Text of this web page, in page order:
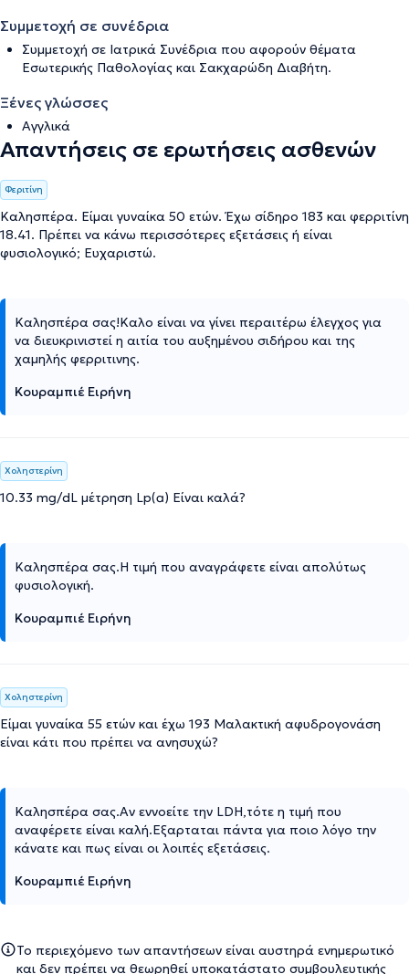
Συμμετοχή σε συνέδρια
Συμμετοχή σε Ιατρικά Συνέδρια που αφορούν θέματα
Εσωτερικής Παθολογίας και Σακχαρώδη Διαβήτη.
Ξένες γλώσσες
Αγγλικά
Απαντήσεις σε ερωτήσεις ασθενών
Φεριτίνη
Καλησπέρα. Είμαι γυναίκα 50 ετών. Έχω σίδηρο 183 και φερριτίνη
18.41. Πρέπει να κάνω περισσότερες εξετάσεις ή είναι
φυσιολογικό; Ευχαριστώ.
Καλησπέρα σας!Καλο είναι να γίνει περαιτέρω έλεγχος για
να διευκρινιστεί η αιτία του αυξημένου σιδήρου και της
χαμηλής φερριτινης.
Κουραμπιέ Ειρήνη
Χοληστερίνη
10.33 mg/dL μέτρηση Lp(a) Είναι καλά?
Καλησπέρα σας.Η τιμή που αναγράφετε είναι απολύτως
φυσιολογική.
Κουραμπιέ Ειρήνη
Χοληστερίνη
Είμαι γυναίκα 55 ετών και έχω 193 Μαλακτική αφυδρογονάση
είναι κάτι που πρέπει να ανησυχώ?
Καλησπέρα σας.Αν εννοείτε την LDH,τότε η τιμή που
αναφέρετε είναι καλή.Εξαρταται πάντα για ποιο λόγο την
κάνατε και πως είναι οι λοιπές εξετάσεις.
Κουραμπιέ Ειρήνη
Το περιεχόμενο των απαντήσεων είναι αυστηρά ενημερωτικό
και δεν πρέπει να θεωρηθεί υποκατάστατο συμβουλευτικής